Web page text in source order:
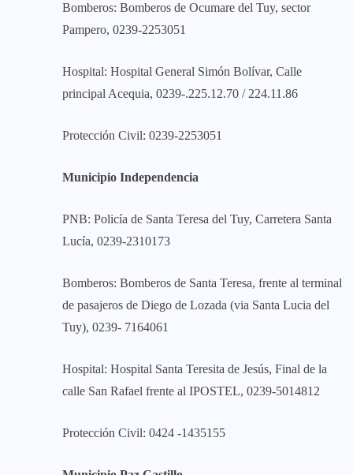
Bomberos: Bomberos de Ocumare del Tuy, sector
Pampero, 0239-2253051
Hospital: Hospital General Simón Bolívar, Calle
principal Acequia, 0239-.225.12.70 / 224.11.86
Protección Civil: 0239-2253051
Municipio Independencia
PNB: Policía de Santa Teresa del Tuy, Carretera Santa
Lucía, 0239-2310173
Bomberos: Bomberos de Santa Teresa, frente al terminal
de pasajeros de Diego de Lozada (via Santa Lucia del
Tuy), 0239- 7164061
Hospital: Hospital Santa Teresita de Jesús, Final de la
calle San Rafael frente al IPOSTEL, 0239-5014812
Protección Civil: 0424 -1435155